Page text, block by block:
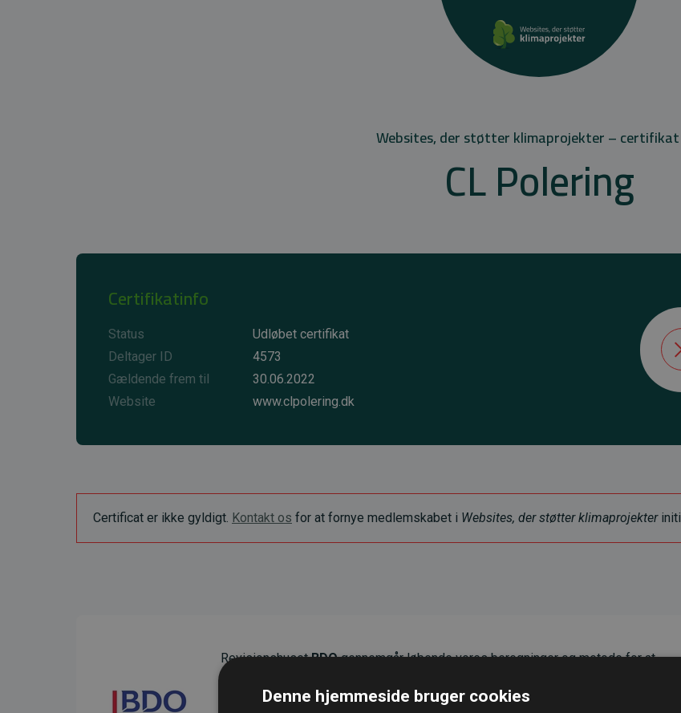
Websites, der støtter klimaprojekter –
CL Polering
Certifikatinfo
Status
Udløbet certifikat
Deltager ID
4573
Gældende frem til
30.06.2022
Website
www.clpolering.dk
Certificat er ikke gyldigt. Kontakt os for at fornye medlemskabet i Websites, der støtter klimaprojekter
RevisionshusetBDOgennemgår løbende vores beregninger og metode for at
Denne hjemmeside bruger cookies